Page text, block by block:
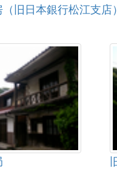
旧日本銀行松江支店